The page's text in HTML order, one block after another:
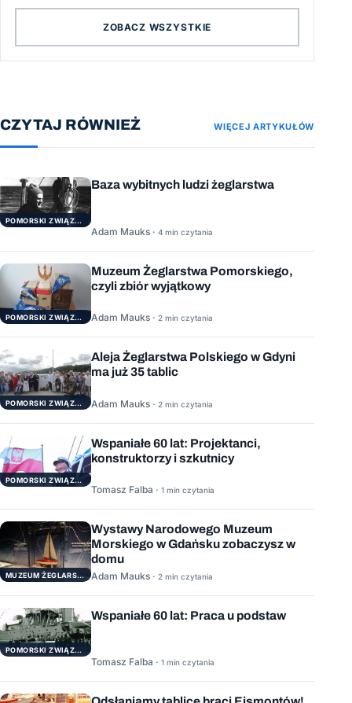
ZOBACZ WSZYSTKIE
CZYTAJ RÓWNIEŻ WIĘCEJ ARTYKUŁÓW
POMORSKI ZWIĄZEK ŻEGLARSKI
Baza wybitnych ludzi żeglarstwa
Adam Mauks · 4 min czytania
POMORSKI ZWIĄZEK ŻEGLARSKI
Muzeum Żeglarstwa Pomorskiego,
czyli zbiór wyjątkowy
Adam Mauks · 2 min czytania
POMORSKI ZWIĄZEK ŻEGLARSKI
Aleja Żeglarstwa Polskiego w Gdyni
ma już 35 tablic
Adam Mauks · 2 min czytania
POMORSKI ZWIĄZEK ŻEGLARSKI
Wspaniałe 60 lat: Projektanci,
konstruktorzy i szkutnicy
Tomasz Falba · 1 min czytania
MUZEUM ŻEGLARSTWA POMORSKIEGO
Wystawy Narodowego Muzeum
Morskiego w Gdańsku zobaczysz w
domu
Adam Mauks · 2 min czytania
POMORSKI ZWIĄZEK ŻEGLARSKI
Wspaniałe 60 lat: Praca u podstaw
Tomasz Falba · 1 min czytania